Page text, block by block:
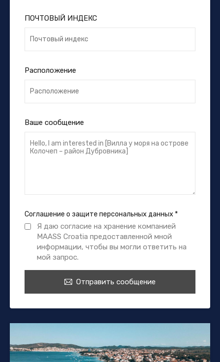
ПОЧТОВЫЙ ИНДЕКС
Расположение
Ваше сообщение
Соглашение о защите персональных данных *
Я даю согласие на хранение компанией
MAASS Croatia предоставленной мной
информации, чтобы вы могли ответить на
мой запрос.
Отправить сообщение